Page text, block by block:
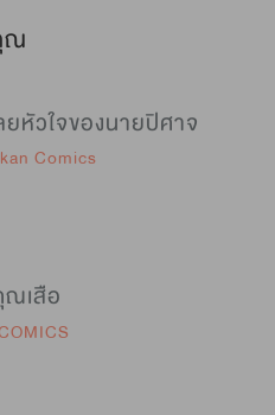
ณ
ยหัวใจของนายปิศาจ
Comics
เสือ